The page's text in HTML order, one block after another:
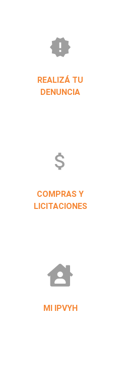
new_releases
REALIZÁ TU
DENUNCIA
attach_money
COMPRAS Y
LICITACIONES
MI IPVYH